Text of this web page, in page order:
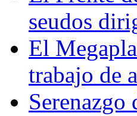
seudos
El
trabajo de
Serenazgo